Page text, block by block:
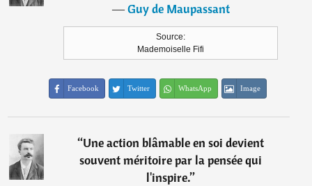
―Guy de Maupassant
Source:
Mademoiselle Fifi
Facebook Twitter WhatsApp Image
“Une action blâmable en soi devient
souvent méritoire par la pensée qui
l'inspire.”